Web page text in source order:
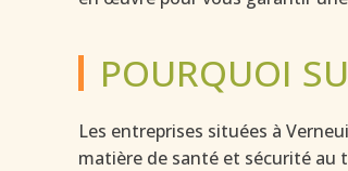
POURQUOI
Les entreprises situées à
matière de santé et sécurité au